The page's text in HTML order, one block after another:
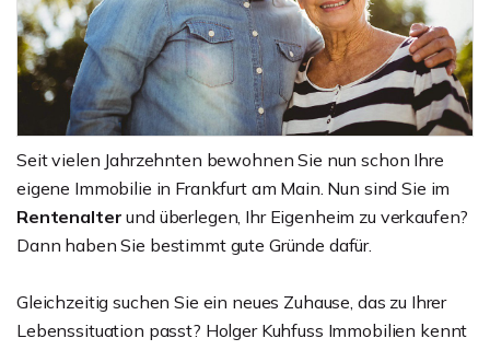
Seit vielen Jahrzehnten bewohnen Sie nun schon Ihre
eigene Immobilie in Frankfurt am Main. Nun sind Sie im
Rentenalterund überlegen, Ihr Eigenheim zu verkaufen?
Dann haben Sie bestimmt gute Gründe dafür.
Gleichzeitig suchen Sie ein neues Zuhause, das zu Ihrer
Lebenssituation passt? Holger Kuhfuss Immobilien kennt